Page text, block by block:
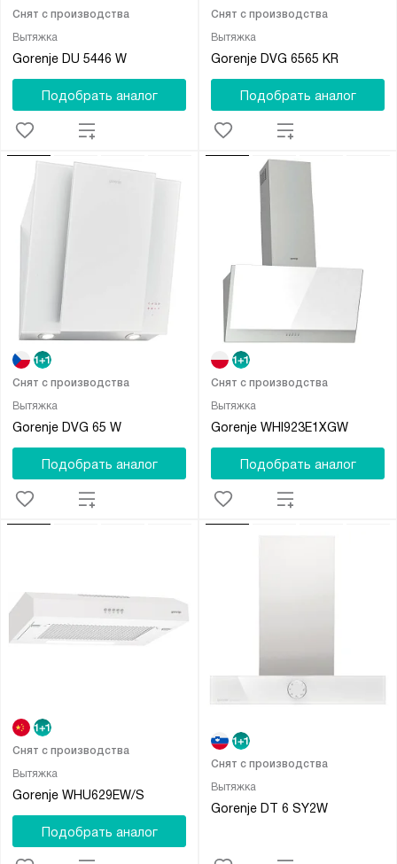
Вытяжка
Gorenje DU 5446 W
Снят с производства
Подобрать аналог
Вытяжка
Gorenje DVG 6565 KR
Снят с производства
Подобрать аналог
Вытяжка
Gorenje DVG 65 W
Снят с производства
Подобрать аналог
Вытяжка
Gorenje WHI923E1XGW
Снят с производства
Подобрать аналог
Вытяжка
Gorenje WHU629EW/S
Снят с производства
Подобрать аналог
Вытяжка
Gorenje DT 6 SY2W
Снят с производства